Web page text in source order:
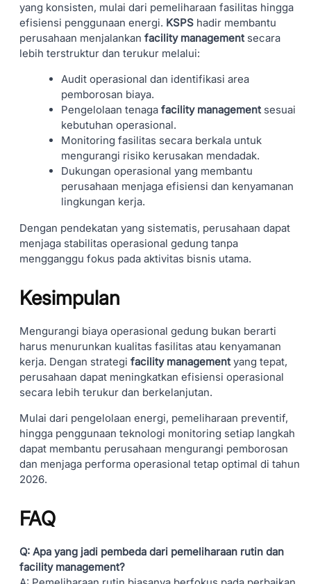
yang konsisten, mulai dari pemeliharaan fasilitas hingga
efisiensi penggunaan energi. KSPS hadir membantu
perusahaan menjalankan facility management secara
lebih terstruktur dan terukur melalui:
Audit operasional dan identifikasi area
pemborosan biaya.
Pengelolaan tenaga facility managementsesuai
kebutuhan operasional.
Monitoring fasilitas secara berkala untuk
mengurangi risiko kerusakan mendadak.
Dukungan operasional yang membantu
perusahaan menjaga efisiensi dan kenyamanan
lingkungan kerja.
Dengan pendekatan yang sistematis, perusahaan dapat
menjaga stabilitas operasional gedung tanpa
mengganggu fokus pada aktivitas bisnis utama.
Kesimpulan
Mengurangi biaya operasional gedung bukan berarti
harus menurunkan kualitas fasilitas atau kenyamanan
kerja. Dengan strategi facility managementyang tepat,
perusahaan dapat meningkatkan efisiensi operasional
secara lebih terukur dan berkelanjutan.
Mulai dari pengelolaan energi, pemeliharaan preventif,
hingga penggunaan teknologi monitoring setiap langkah
dapat membantu perusahaan mengurangi pemborosan
dan menjaga performa operasional tetap optimal di tahun
2026.
FAQ
Q: Apa yang jadi pembeda dari pemeliharaan rutin dan
facility management?